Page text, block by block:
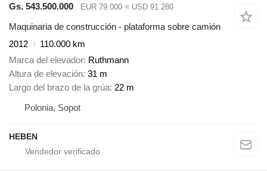
Gs. 543.500.000
EUR 79.000 ≈ USD 91.280
Maquinaria de construcción - plataforma sobre camión
2012
110.000 km
Marca del elevador Ruthmann
Altura de elevación 31 m
Largo del brazo de la grúa 22 m
Polonia, Sopot
HEBEN